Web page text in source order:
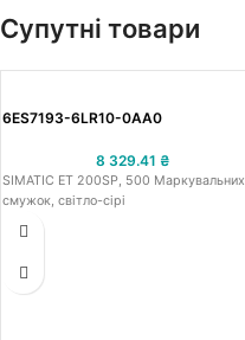
Супутні товари
6ES7193-6LR10-0AA0
8 329.41 ₴
SIMATIC ET 200SP, 500 Маркувальних
смужок, світло-сірі